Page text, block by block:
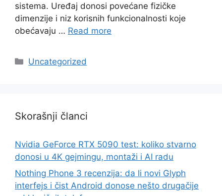
sistema. Uređaj donosi povećane fizičke
dimenzije i niz korisnih funkcionalnosti koje
obećavaju … Read more
Categories
Uncategorized
Skorašnji članci
Nvidia GeForce RTX 5090 test: koliko stvarno
donosi u 4K gejmingu, montaži i AI radu
Nothing Phone 3 recenzija: da li novi Glyph
interfejs i čist Android donose nešto drugačije